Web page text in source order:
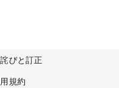
びと訂正
規約